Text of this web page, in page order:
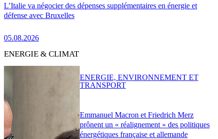
L’Italie va négocier des dépenses supplémentaires en énergie et
défense avec Bruxelles
05.08.2026
ENERGIE & CLIMAT
Emmanuel Macron et Friedrich Merz
prônent un « réalignement » des politiques
énergétiques française et allemande
ENERGIE, ENVIRONNEMENT ET
TRANSPORT